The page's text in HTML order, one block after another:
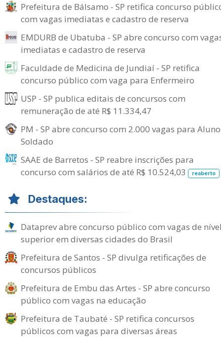
Prefeitura de Bálsamo - SP retifica concurso
com vagas imediatas e cadastro de reserva
EMDURB de Ubatuba - SP abre concurso com
imediatas e cadastro de reserva
Faculdade de Medicina de Jundiaí - SP retifica
concurso público com vaga para Enfermeiro
USP - SP publica editais de concursos com
remuneração de até R$ 11.334,47
PM - SP abre concurso com 2.000 vagas para
Soldado
SAAE de Barretos - SP reabre inscrições para
concurso com salários de até R$ 10.524,03
reaberto
Destaques:
Dataprev abre concurso público com vagas de
superior em diversas cidades do Brasil
Prefeitura de Santos - SP divulga retificações de
concursos públicos
Prefeitura de Embu das Artes - SP abre concurso
público com vagas na educação
Prefeitura de Taubaté - SP retifica concursos
públicos com vagas para diversas áreas